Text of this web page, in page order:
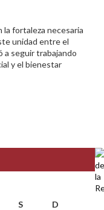
la fortaleza necesaria
unidad entre el
a seguir trabajando
y el bienestar
S
D